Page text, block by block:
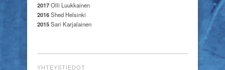
2017Olli Luukkainen
2016Shed Helsinki
2015Sari Karjalainen
YHTEYSTIEDOT